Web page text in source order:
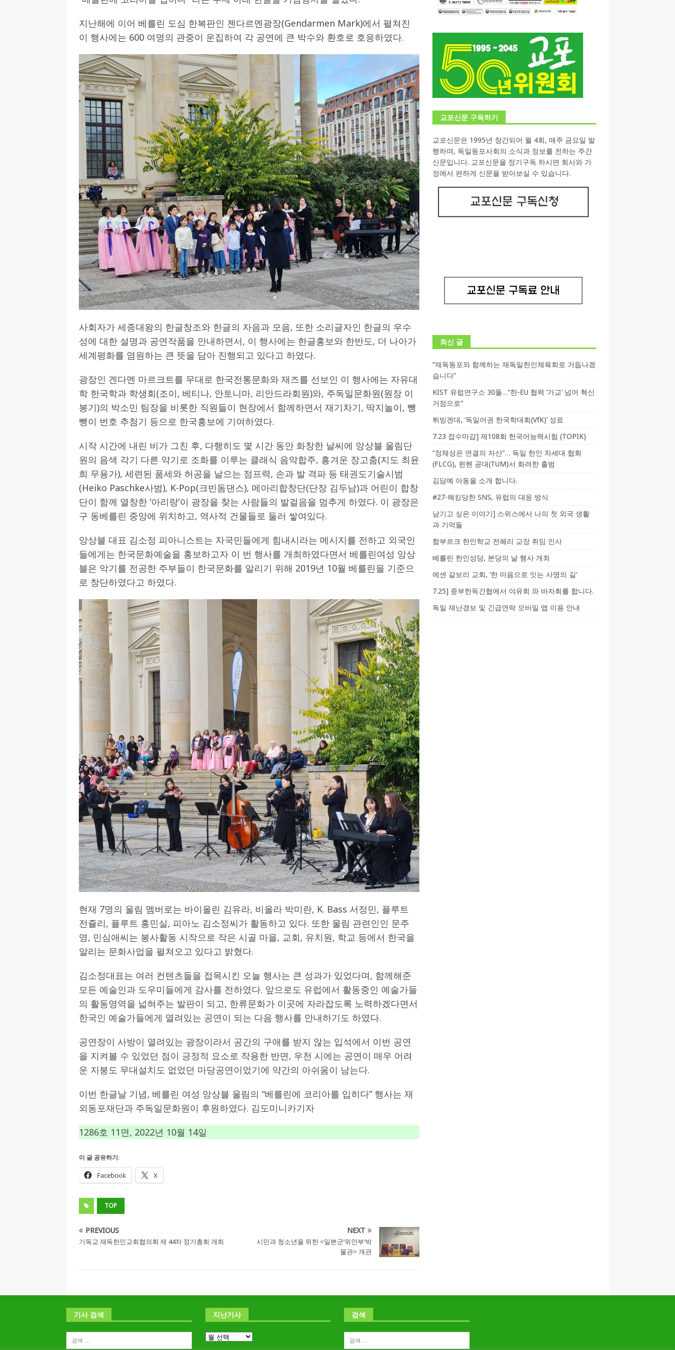
[ 2026-07-20 ] 7.23 접수마감] 제108회 한국어능력시험 (TOPIK)
게시판 / 행사 / 알림
인소식
[ 2026-07-20 ]
김담예 아동을 소개 합니다.
사랑의 손길
[ 2022-03-20 ]
사진의 주인을 찾습니다. 게시판 / 행사 / 알림
지난해에 이어 베를린 도심 한복판인 젠다르멘광장(Gendarmen Mark)에서 펼쳐진
이 행사에는 600 여명의 관중이 운집하여 각 공연에 큰 박수와 환호로 호응하였다.
사회자가 세종대왕의 한글창조와 한글의 자음과 모음, 또한 소리글자인 한글의 우수
성에 대한 설명과 공연작품을 안내하면서, 이 행사에는 한글홍보와 한반도, 더 나아가
세계평화를 염원하는 큰 뜻을 담아 진행되고 있다고 하였다.
광장인 겐다멘 마르크트를 무대로 한국전통문화와 재즈를 선보인 이 행사에는 자유대
학 한국학과 학생회(조이, 베티나, 안토니마, 리안드라회원)와, 주독일문화원(원장 이
봉기)의 박소민 팀장을 비롯한 직원들이 현장에서 함께하면서 재기차기, 딱지놀이, 뺑
뺑이 번호 추첨기 등으로 한국홍보에 기여하였다.
시작 시간에 내린 비가 그친 후, 다행히도 몇 시간 동안 화창한 날씨에 앙상블 울림단
원의 음색 각기 다른 악기로 조화를 이루는 클래식 음악합주, 흥겨운 장고춤(지도 최윤
희 무용가), 세련된 품세와 허공을 날으는 점프력, 손과 발 격파 등 태권도기술시범
(Heiko Paschke사범), K-Pop(크빈돔댄스), 메아리합창단(단장 김두남)과 어린이 합창
단이 함께 열창한 ‘아리랑’이 광장을 찾는 사람들의 발걸음을 멈추게 하였다. 이 광장은
구 동베를린 중앙에 위치하고, 역사적 건물들로 둘러 쌓여있다.
앙상블 대표 김소정 피아니스트는 자국민들에게 힘내시라는 메시지를 전하고 외국인
들에게는 한국문화예술을 홍보하고자 이 번 행사를 개최하였다면서 베를린여성 앙상
블은 악기를 전공한 주부들이 한국문화를 알리기 위해 2019년 10월 베를린을 기준으
로 창단하였다고 하였다.
현재 7명의 울림 멤버로는 바이올린 김유라, 비올라 박미란, K. Bass 서정민, 플루트
전쥴리, 플루트 홍민실, 피아노 김소정씨가 활동하고 있다. 또한 울림 관련인인 문주
영, 민심애씨는 봉사활동 시작으로 작은 시골 마을, 교회, 유치원, 학교 등에서 한국을
알리는 문화사업을 펼쳐오고 있다고 밝혔다.
김소정대표는 여러 컨텐츠들을 접목시킨 오늘 행사는 큰 성과가 있었다며, 함께해준
모든 예술인과 도우미들에게 감사를 전하였다. 앞으로도 유럽에서 활동중인 예술가들
의 활동영역을 넓혀주는 발판이 되고, 한류문화가 이곳에 자라잡도록 노력하겠다면서
한국인 예술가들에게 열려있는 공연이 되는 다음 행사를 안내하기도 하였다.
공연장이 사방이 열려있는 광장이라서 공간의 구애를 받지 않는 입석에서 이번 공연
을 지켜볼 수 있었던 점이 긍정적 요소로 작용한 반면, 우천 시에는 공연이 매우 어려
운 지붕도 무대설치도 없었던 마당공연이었기에 약간의 아쉬움이 남는다.
이번 한글날 기념, 베를린 여성 앙상블 울림의 “베를린에 코리아를 입히다” 행사는 재
외동포재단과 주독일문화원이 후원하였다. 김도미니카기자
1286호 11면, 2022년 10월 14일
이 글 공유하기:
Facebook X
TOP
PREVIOUS
기독교 재독한인교회협의회 제 44차 정기총회 개최
NEXT
시민과 청소년을 위한 <일본군‘위안부‘박
물관> 개관
교포신문 구독하기
교포신문은 1995년 창간되어 월 4회, 매주 금요일 발
행하며, 독일동포사회의 소식과 정보를 전하는 주간
신문입니다. 교포신문을 정기구독 하시면 회사와 가
정에서 편하게 신문을 받아보실 수 있습니다.
최신 글
“재독동포와 함께하는 재독일한인체육회로 거듭나겠
습니다”
KIST 유럽연구소 30돌…“한-EU 협력 ‘가교’ 넘어 혁신
거점으로”
튀빙겐대, ‘독일어권 한국학대회(VfK)’ 성료
7.23 접수마감] 제108회 한국어능력시험 (TOPIK)
“정체성은 연결의 자산”… 독일 한인 차세대 협회
(FLCG), 뮌헨 공대(TUM)서 화려한 출범
김담예 아동을 소개 합니다.
#27-해킹당한 SNS, 유럽의 대응 방식
남기고 싶은 이야기] 스위스에서 나의 첫 외국 생활
과 기억들
함부르크 한인학교 전혜리 교장 취임 인사
베를린 한인성당, 본당의 날 행사 개최
에센 갈보리 교회, ‘한 마음으로 잇는 사명의 길’
7.25] 중부한독간협에서 야유회 와 바자회를 합니다.
독일 재난경보 및 긴급연락 모바일 앱 이용 안내
기사 검색 지난기사 검색